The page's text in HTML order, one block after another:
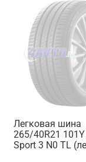
Легковая шина
265/40R21
Sport 3 N0 TL